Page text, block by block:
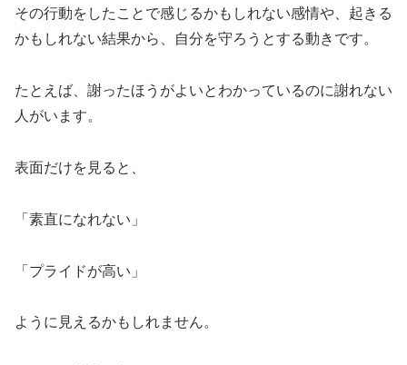
その行動をしたことで感じるかもしれない感情や、起きる
かもしれない結果から、自分を守ろうとする動きです。
たとえば、謝ったほうがよいとわかっているのに謝れない
人がいます。
表面だけを見ると、
「素直になれない」
「プライドが高い」
ように見えるかもしれません。